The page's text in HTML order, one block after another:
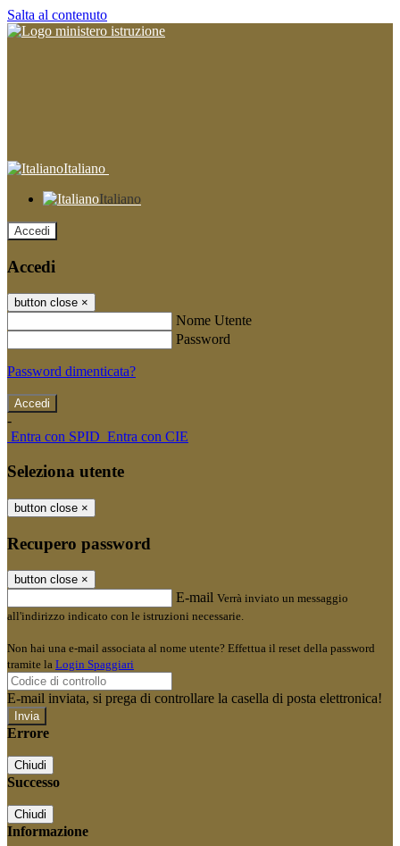
Salta al contenuto
Italiano
Italiano
Accedi
Accedi
button close ×
Nome Utente
Password
Password dimenticata?
-
Entra con SPID Entra con CIE
Seleziona utente
button close ×
Recupero password
button close ×
E-mail Verrà inviato un messaggio
all'indirizzo indicato con le istruzioni necessarie.
Non hai una e-mail associata al nome utente? Effettua il reset della password
tramite la Login Spaggiari
E-mail inviata, si prega di controllare la casella di posta elettronica!
Errore
Chiudi
Successo
Chiudi
Informazione